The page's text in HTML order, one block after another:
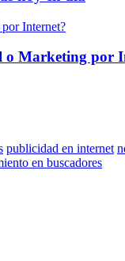
o Marketing por
publicidad en internet
en buscadores